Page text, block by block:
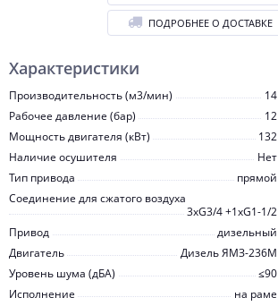
Характеристики
Производительность (м3/мин)
14
Рабочее давление (бар)
12
Мощность двигателя (кВт)
132
Наличие осушителя
Нет
Тип привода
прямой
Соединение для сжатого воздуха
3хG3/4 +1хG1-1/2
Привод
дизельный
Двигатель
Дизель ЯМЗ-236М
Уровень шума (дБА)
≤90
Исполнение
на раме
ПОДРОБНЕЕ О ДОСТАВКЕ